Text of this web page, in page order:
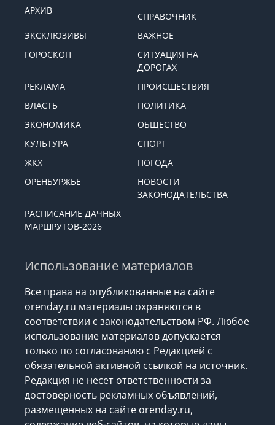
АРХИВ
СПРАВОЧНИК
ЭКСКЛЮЗИВЫ
ВАЖНОЕ
ГОРОСКОП
СИТУАЦИЯ НА
ДОРОГАХ
РЕКЛАМА
ПРОИСШЕСТВИЯ
ВЛАСТЬ
ПОЛИТИКА
ЭКОНОМИКА
ОБЩЕСТВО
КУЛЬТУРА
СПОРТ
ЖКХ
ПОГОДА
ОРЕНБУРЖЬЕ
НОВОСТИ
ЗАКОНОДАТЕЛЬСТВА
РАСПИСАНИЕ ДАЧНЫХ
МАРШРУТОВ-2026
Использование материалов
Все права на опубликованные на сайте
orenday.ru материалы охраняются в
соответствии с законодательством РФ. Любое
использование материалов допускается
только по согласованию с Редакцией с
обязательной активной ссылкой на источник.
Редакция не несет ответственности за
достоверность рекламных объявлений,
размещенных на сайте orenday.ru,